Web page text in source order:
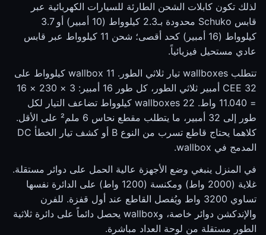
لذلك تكون كابلات الشحن الطارئة للسيارات الكهربائية عبر
قابس Schuko محدودة بـ2.3 كيلوواط (10 أمبير) أو 3.7
كيلوواط (16 أمبير) كحد أقصى؛ شحن 11 كيلوواط عبر قابس
عادي مستحيل فيزيائياً.
تتطلب wallboxes تيار ثلاثي الطور. wallbox 11 كيلوواط على
CEE 32 أمبير ثلاثي الطور، كل طور 16 أمبير: 3 × 230 × 16
= 11.040 واط. wallboxes 22 كيلوواط تضاعف التيار لكل
طور إلى 32 أمبير، ما يتطلب مقطع نحاس 6 ملم² على الأقل.
كلاهما يحتاج قاطع تسرب من النوع B أو كشف تيار الخطأ DC
المدمج في wallbox.
في المنزل ينبغي وضع الأجهزة عالية الحمل على دوائر مستقلة.
غلاية (2000 واط) ومكنسة (1200 واط) على الدائرة نفسها
تساوي 3200 واط ويُفصل القاطع عند أول قفزة. للفرن
والإندكشن دوائر خاصة، وwallbox يحصل دائماً على دائرة ثلاثية
الطور مستقلة من لوحة العداد مباشرة.